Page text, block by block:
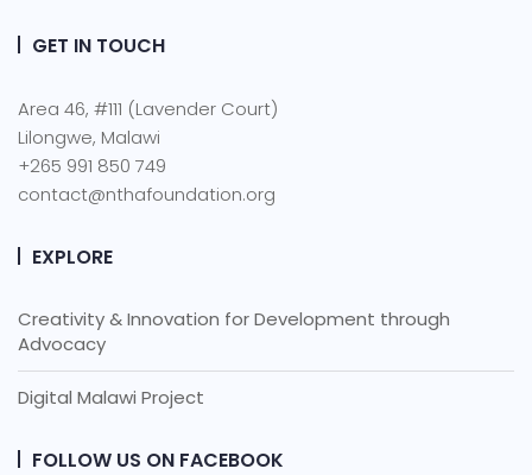
GET IN TOUCH
Area 46, #111 (Lavender Court)
Lilongwe, Malawi
+265 991 850 749
contact@nthafoundation.org
EXPLORE
Creativity & Innovation for Development through
Advocacy
Digital Malawi Project
FOLLOW US ON FACEBOOK